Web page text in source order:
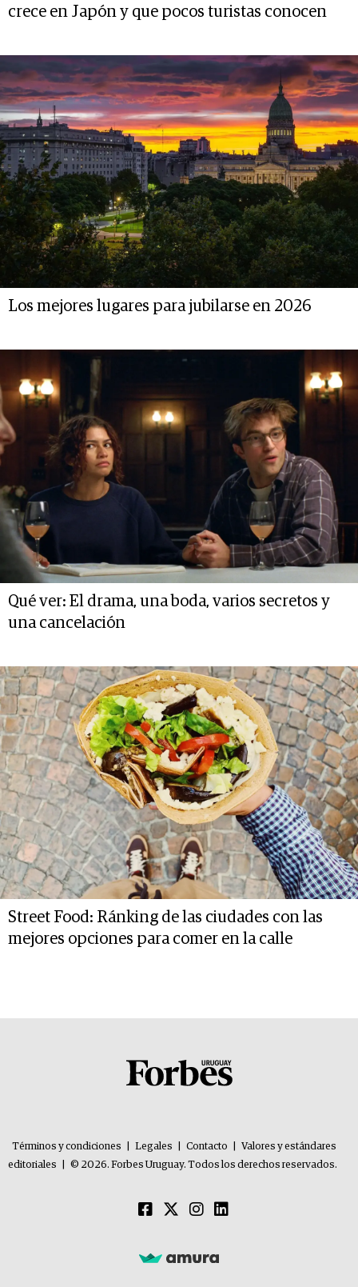
crece en Japón y que pocos turistas conocen
Los mejores lugares para jubilarse en 2026
Qué ver: El drama, una boda, varios secretos y
una cancelación
Street Food: Ránking de las ciudades con las
mejores opciones para comer en la calle
Términos y condiciones Legales Contacto
Valores y estándares
editoriales
© 2026. Forbes Uruguay. Todos los derechos reservados.